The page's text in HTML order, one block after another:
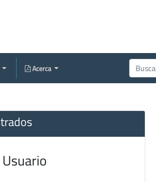
Acerca